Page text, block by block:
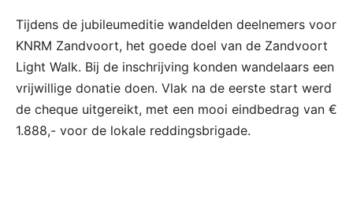
Tijdens de jubileumeditie wandelden deelnemers voor
KNRM Zandvoort, het goede doel van de Zandvoort
Light Walk. Bij de inschrijving konden wandelaars een
vrijwillige donatie doen. Vlak na de eerste start werd
de cheque uitgereikt, met een mooi eindbedrag van €
1.888,- voor de lokale reddingsbrigade.